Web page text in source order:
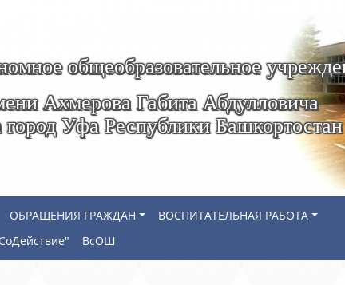
общеобразовательное
Ахмерова Габита Абдулловича
город Уфа Республики Башкортостан
ОБРАЩЕНИЯ ГРАЖДАН
ВОСПИТАТЕЛЬНАЯ РАБОТА
ВсОШ